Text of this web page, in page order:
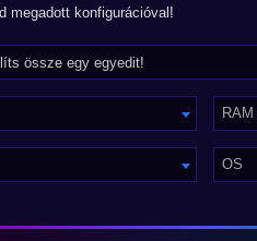
megadott konfigurációval!
RAM
OS